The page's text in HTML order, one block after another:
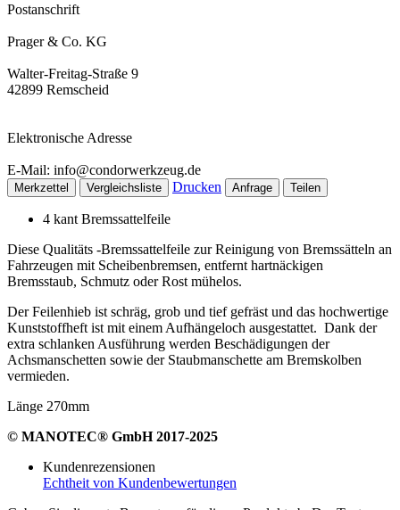
Postanschrift
Prager & Co. KG
Walter-Freitag-Straße 9
42899 Remscheid
Elektronische Adresse
E-Mail: info@condorwerkzeug.de
Merkzettel Vergleichsliste Drucken Anfrage Teilen
4 kant Bremssattelfeile
Diese Qualitäts -Bremssattelfeile zur Reinigung von Bremssätteln an
Fahrzeugen mit Scheibenbremsen, entfernt hartnäckigen
Bremsstaub, Schmutz oder Rost mühelos.
Der Feilenhieb ist schräg, grob und tief gefräst und das hochwertige
Kunststoffheft ist mit einem Aufhängeloch ausgestattet. Dank der
extra schlanken Ausführung werden Beschädigungen der
Achsmanschetten sowie der Staubmanschette am Bremskolben
vermieden.
Länge 270mm
© MANOTEC® GmbH 2017-2025
Kundenrezensionen
Echtheit von Kundenbewertungen